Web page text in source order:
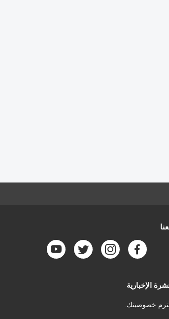
الإخبارية
خصوصيتك.